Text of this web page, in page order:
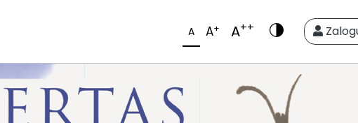
A A+ A++